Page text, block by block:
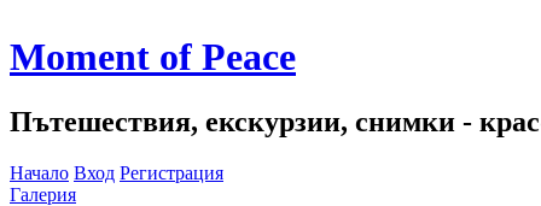
Moment of Peace
Пътешествия, екскурзии, снимки -
Начало Вход Регистрация
Галерия